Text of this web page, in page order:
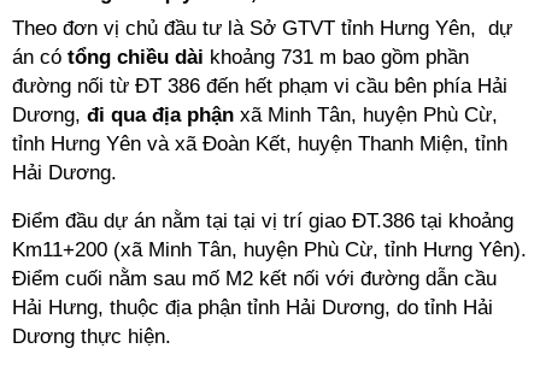
Theo đơn vị chủ đầu tư là Sở GTVT tỉnh Hưng Yên, dự
án có tổng chiều dài khoảng 731 m bao gồm phần
đường nối từ ĐT 386 đến hết phạm vi cầu bên phía Hải
Dương, đi qua địa phận xã Minh Tân, huyện Phù Cừ,
tỉnh Hưng Yên và xã Đoàn Kết, huyện Thanh Miện, tỉnh
Hải Dương.
Điểm đầu dự án nằm tại tại vị trí giao ĐT.386 tại khoảng
Km11+200 (xã Minh Tân, huyện Phù Cừ, tỉnh Hưng Yên).
Điểm cuối nằm sau mố M2 kết nối với đường dẫn cầu
Hải Hưng, thuộc địa phận tỉnh Hải Dương, do tỉnh Hải
Dương thực hiện.